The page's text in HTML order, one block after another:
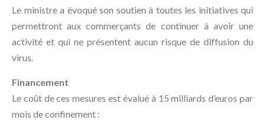
Le ministre a évoqué son soutien à toutes les initiatives qui
permettront aux commerçants de continuer à avoir une
activité et qui ne présentent aucun risque de diffusion du
virus.
Financement
Le coût de ces mesures est évalué à 15 milliards d’euros par
mois de confinement :